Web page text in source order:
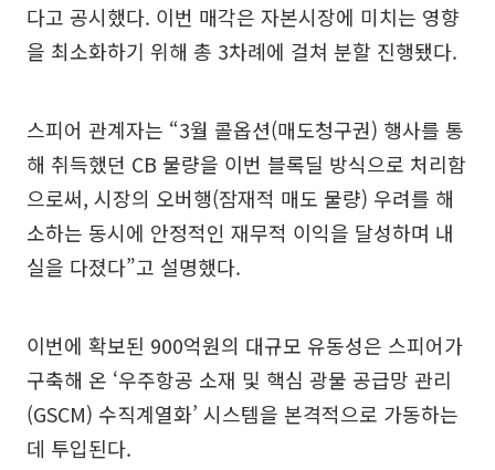
다고 공시했다. 이번 매각은 자본시장에 미치는 영향
을 최소화하기 위해 총 3차례에 걸쳐 분할 진행됐다.
스피어 관계자는 “3월 콜옵션(매도청구권) 행사를 통
해 취득했던 CB 물량을 이번 블록딜 방식으로 처리함
으로써, 시장의 오버행(잠재적 매도 물량) 우려를 해
소하는 동시에 안정적인 재무적 이익을 달성하며 내
실을 다졌다”고 설명했다.
이번에 확보된 900억원의 대규모 유동성은 스피어가
구축해 온 ‘우주항공 소재 및 핵심 광물 공급망 관리
(GSCM) 수직계열화’ 시스템을 본격적으로 가동하는
데 투입된다.